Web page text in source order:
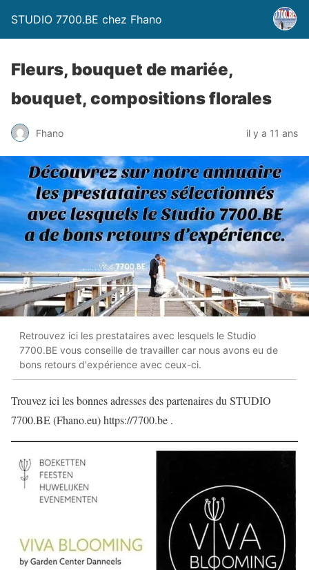
STUDIO 7700.BE chez Fhano
Fleurs, bouquet de mariée,
bouquet, compositions florales
Fhano il y a 11 ans
Retrouvez ici les prestataires avec lesquels le Studio
7700.BE vous conseille de travailler car nous avons eu de
bons retours d'expérience avec ceux-ci.
Trouvez ici les bonnes adresses des partenaires du STUDIO
7700.BE (Fhano.eu) https://7700.be .